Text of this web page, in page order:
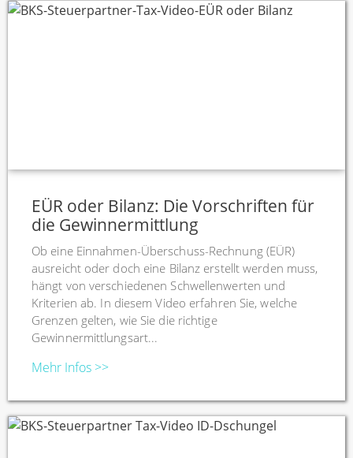
EÜR oder Bilanz: Die Vorschriften für
die Gewinnermittlung
Ob eine Einnahmen-Überschuss-Rechnung (EÜR)
ausreicht oder doch eine Bilanz erstellt werden muss,
hängt von verschiedenen Schwellenwerten und
Kriterien ab. In diesem Video erfahren Sie, welche
Grenzen gelten, wie Sie die richtige
Gewinnermittlungsart...
Mehr Infos >>